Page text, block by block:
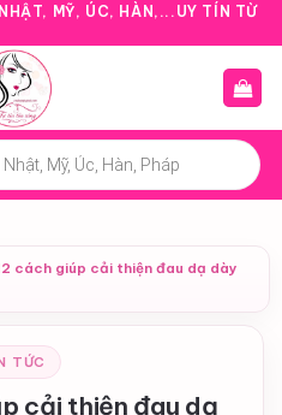
MỸ, ÚC, HÀN,...UY TÍN TỪ
cách giúp cải thiện đau dạ dày
TỨC
cải thiện đau dạ